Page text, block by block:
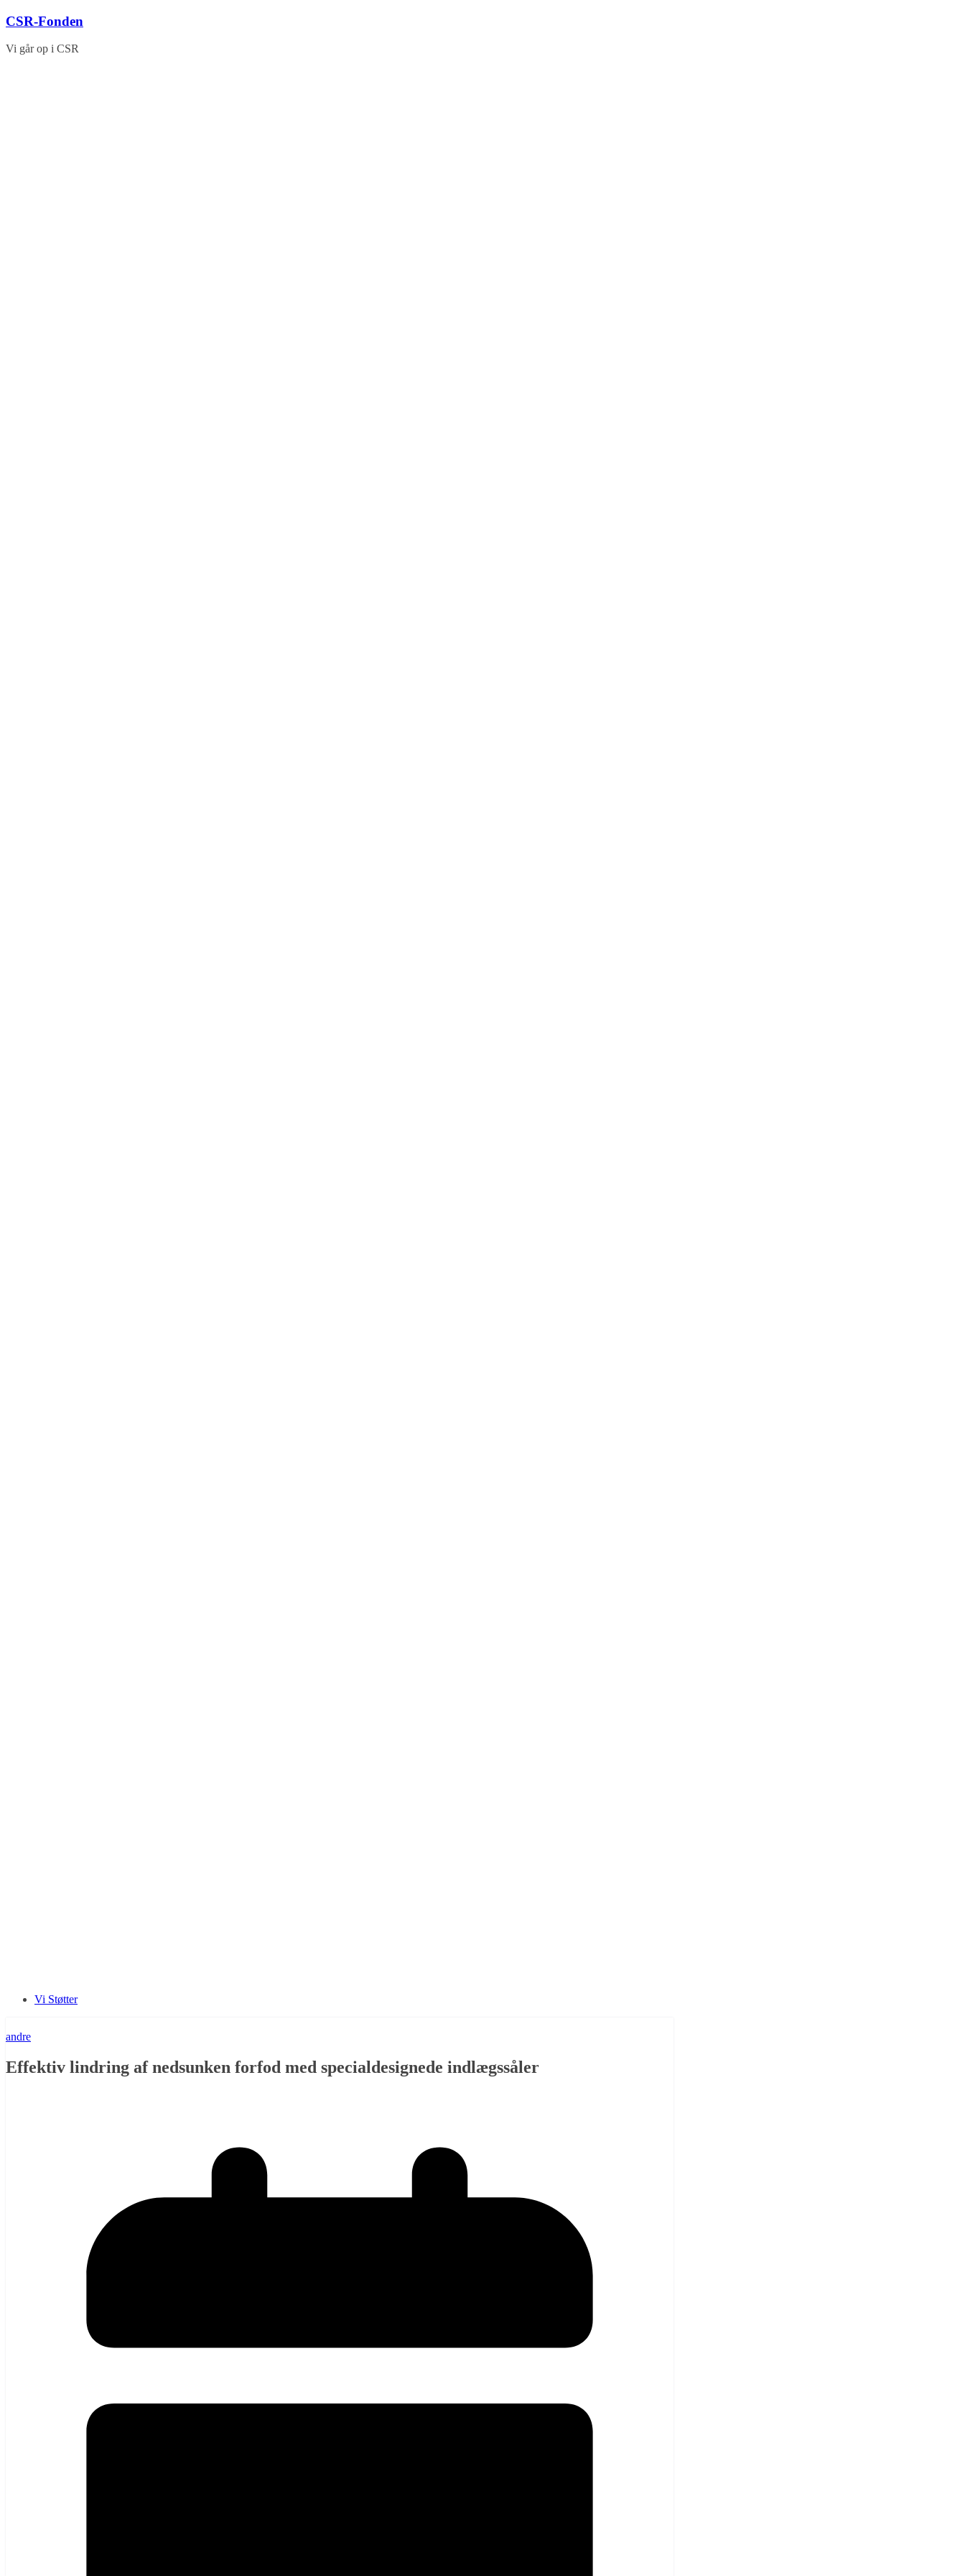
Skip
content
CSR-Fonden
Vi går op i CSR
Vi Støtter
andre
Effektiv lindring af nedsunken forfod med specialdesignede indlægssåler